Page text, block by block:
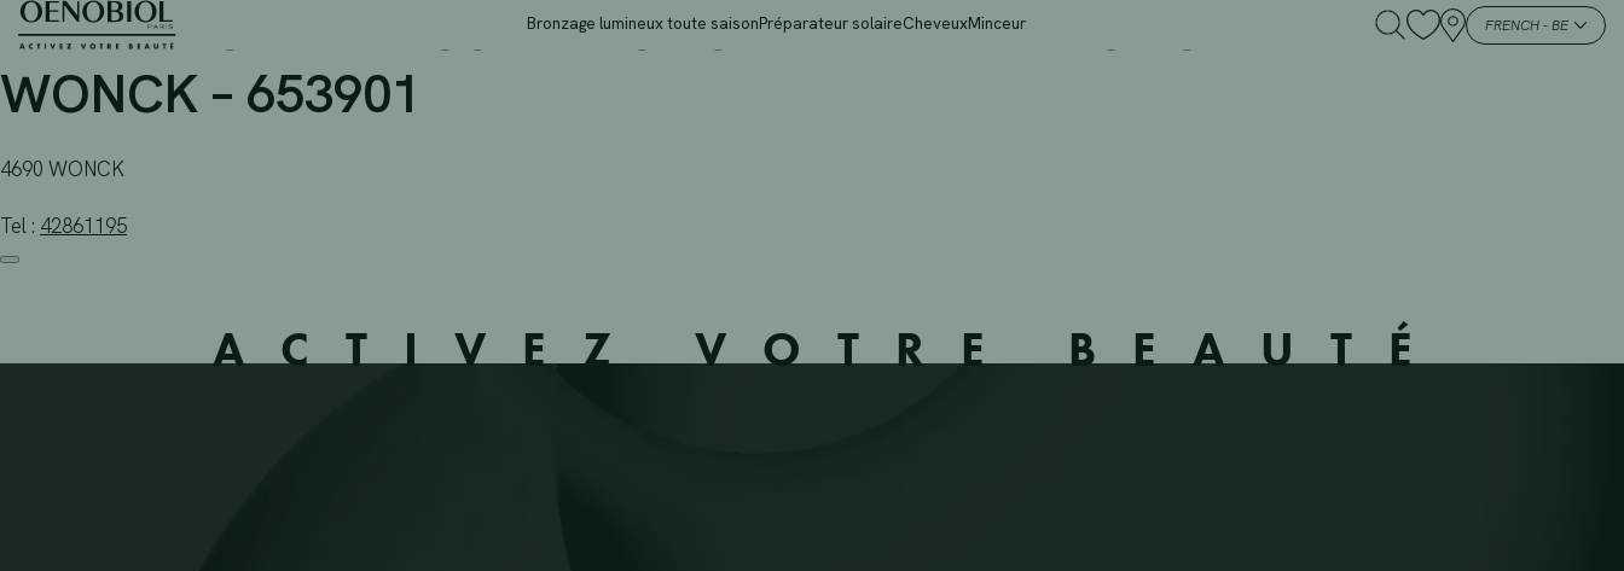
Skip
Bronzage lumineux toute saisonPréparateur solaireCheveuxMinceur FRENCH - BE
PHARMACIE DELEUSE – WONCK – 653901 – WONCK – 65390 –
WONCK – 653901
4690 WONCK
Tel : 42861195
ACTIVEZ VOTRE BEAUTÉ